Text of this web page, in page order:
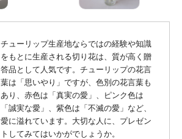
チューリップ生産地ならではの経験や知識
をもとに生産される切り花は、質が高く贈
答品として人気です。チューリップの花言
葉は「思いやり」ですが、色別の花言葉も
あり、赤色は「真実の愛」、ピンク色は
「誠実な愛」、紫色は「不滅の愛」など、
愛に溢れています。大切な人に、プレゼン
トしてみてはいかがでしょうか。